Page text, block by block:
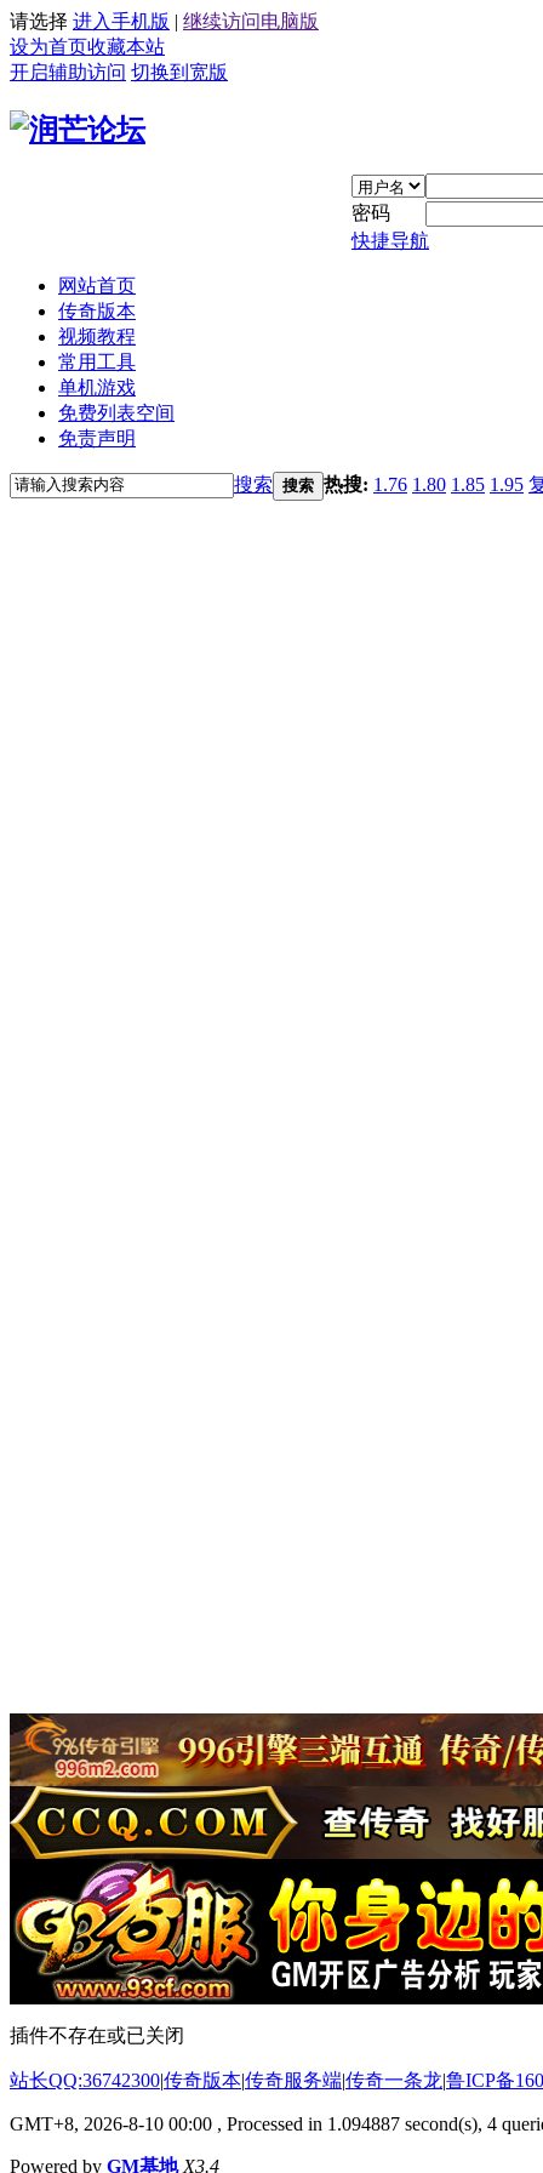
请选择 进入手机版 | 继续访问电脑版
设为首页收藏本站
开启辅助访问 切换到宽版
密码
快捷导航
网站首页
传奇版本
视频教程
常用工具
单机游戏
免费列表空间
免责声明
搜索 搜索 热搜: 1.76 1.80 1.85 1.95
插件不存在或已关闭
站长QQ:36742300|传奇版本|传奇服务端|传奇一条龙|鲁ICP备
GMT+8, 2026-8-10 00:00 , Processed in 1.094887 second(s), 4
Powered by GM基地 X3.4